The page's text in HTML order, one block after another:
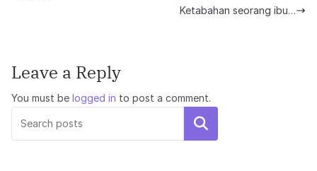
Ketabahan seorang ibu…
Leave a Reply
You must be logged in to post a comment.
Search